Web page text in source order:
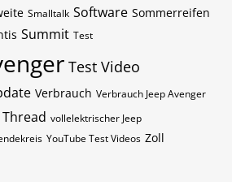
Smalltalk Software Sommerreifen
Summit Test
Test Video
Verbrauch Verbrauch Jeep Avenger
vollelektrischer Jeep
YouTube Test Videos Zoll